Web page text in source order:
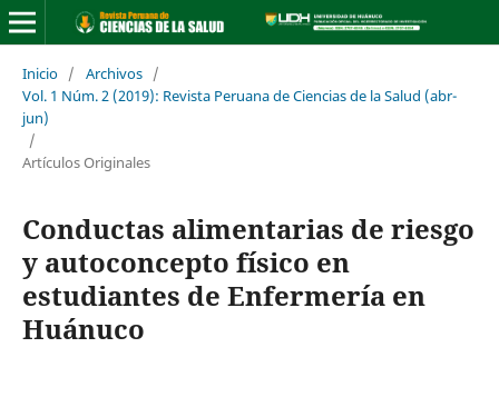
Inicio / Archivos /
Vol. 1 Núm. 2 (2019): Revista Peruana de Ciencias de la Salud (abr-
jun)
/
Artículos Originales
Conductas alimentarias de riesgo
y autoconcepto físico en
estudiantes de Enfermería en
Huánuco